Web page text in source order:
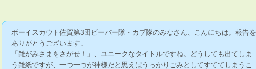
ボーイスカウト佐賀第3団ビーバー隊・カブ隊のみなさん、こんにちは。報告を
ありがとうございます。
「雑がみさまをさがせ！」、ユニークなタイトルですね。どうしても出てしま
う雑紙ですが、一つ一つが神様だと思えばうっかりごみとしてすててしまうこ